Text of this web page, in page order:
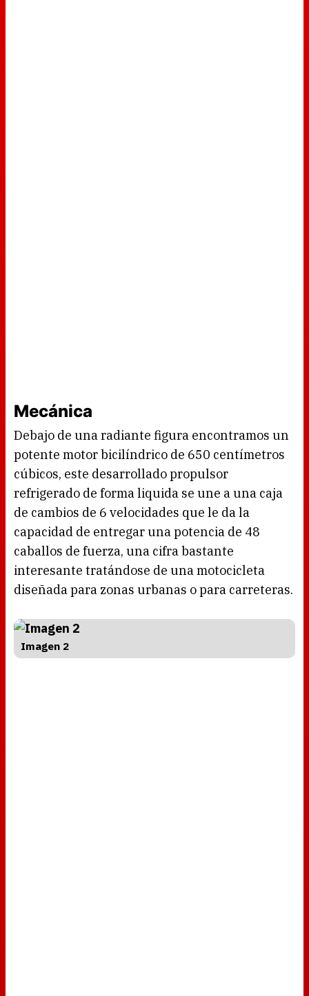
Mecánica
Debajo de una radiante figura encontramos un
potente motor bicilíndrico de 650 centímetros
cúbicos, este desarrollado propulsor
refrigerado de forma liquida se une a una caja
de cambios de 6 velocidades que le da la
capacidad de entregar una potencia de 48
caballos de fuerza, una cifra bastante
interesante tratándose de una motocicleta
diseñada para zonas urbanas o para carreteras.
Imagen 2